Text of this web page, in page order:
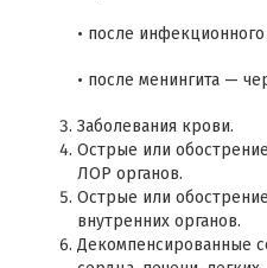
• после
• после менингита —
Заболевания крови.
Острые или
ЛОР органов.
Острые или
внутренних органов.
Декомпенсированные